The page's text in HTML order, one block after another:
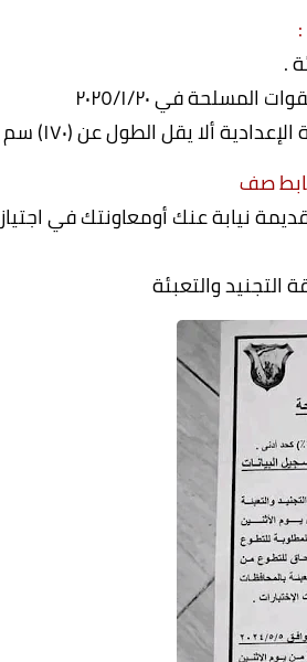
.
صف
نيابة عنك أومعاونتك في اجتياز